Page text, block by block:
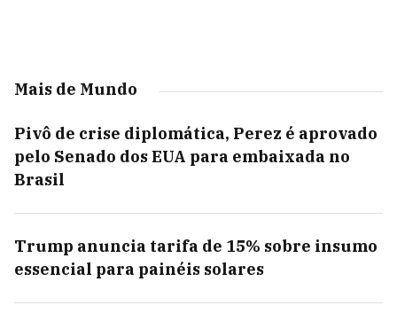
Mais de Mundo
Pivô de crise diplomática, Perez é aprovado
pelo Senado dos EUA para embaixada no
Brasil
Trump anuncia tarifa de 15% sobre insumo
essencial para painéis solares